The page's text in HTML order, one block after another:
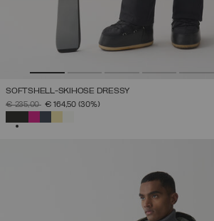
SOFTSHELL-SKIHOSE DRESSY
PREIS REDUZIERT VON
€ 235,00AUF
€ 164,50 (30%)